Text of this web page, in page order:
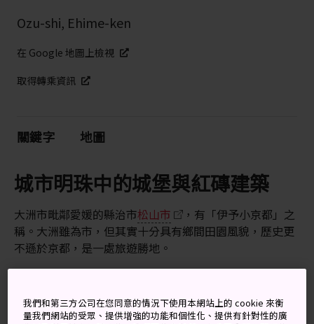
Ozu-shi, Ehime-ken
在 Google 地圖上檢視
取得轉乘資訊
關鍵字 地圖
城市明珠中的城堡與紅磚建築
大洲市毗鄰愛媛的縣治市松山市
，有「伊予小京都」之
稱。大洲雖為市，但其實十分具有鄉間田園風貌，歷史更
不遜於京都，是一處旅遊勝地。
別錯過
我們和第三方公司在您同意的情況下使用本網站上的 cookie 來衡
量我們網站的受眾、提供增強的功能和個性化、提供有針對性的廣